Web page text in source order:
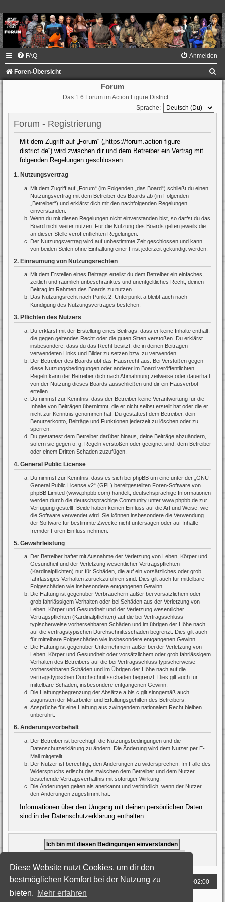
Diese Website nutzt Cookies, um dir den
bestmöglichen Komfort bei der Nutzung zu
bieten. Mehr erfahren
FAQ Anmelden
Foren-Übersicht
Forum
Das 1:6 Forum im Action Figure District
Sprache:
Forum - Registrierung
Mit dem Zugriff auf „Forum“ („https://forum.action-figure-
district.de“) wird zwischen dir und dem Betreiber ein Vertrag mit
folgenden Regelungen geschlossen:
1. Nutzungsvertrag
Mit dem Zugriff auf „Forum“ (im Folgenden „das Board“) schließt du einen
Nutzungsvertrag mit dem Betreiber des Boards ab (im Folgenden
„Betreiber“) und erklärst dich mit den nachfolgenden Regelungen
einverstanden.
Wenn du mit diesen Regelungen nicht einverstanden bist, so darfst du das
Board nicht weiter nutzen. Für die Nutzung des Boards gelten jeweils die
an dieser Stelle veröffentlichten Regelungen.
Der Nutzungsvertrag wird auf unbestimmte Zeit geschlossen und kann
von beiden Seiten ohne Einhaltung einer Frist jederzeit gekündigt werden.
2. Einräumung von Nutzungsrechten
Mit dem Erstellen eines Beitrags erteilst du dem Betreiber ein einfaches,
zeitlich und räumlich unbeschränktes und unentgeltliches Recht, deinen
Beitrag im Rahmen des Boards zu nutzen.
Das Nutzungsrecht nach Punkt 2, Unterpunkt a bleibt auch nach
Kündigung des Nutzungsvertrages bestehen.
3. Pflichten des Nutzers
Du erklärst mit der Erstellung eines Beitrags, dass er keine Inhalte enthält,
die gegen geltendes Recht oder die guten Sitten verstoßen. Du erklärst
insbesondere, dass du das Recht besitzt, die in deinen Beiträgen
verwendeten Links und Bilder zu setzen bzw. zu verwenden.
Der Betreiber des Boards übt das Hausrecht aus. Bei Verstößen gegen
diese Nutzungsbedingungen oder anderer im Board veröffentlichten
Regeln kann der Betreiber dich nach Abmahnung zeitweise oder dauerhaft
von der Nutzung dieses Boards ausschließen und dir ein Hausverbot
erteilen.
Du nimmst zur Kenntnis, dass der Betreiber keine Verantwortung für die
Inhalte von Beiträgen übernimmt, die er nicht selbst erstellt hat oder die er
nicht zur Kenntnis genommen hat. Du gestattest dem Betreiber, dein
Benutzerkonto, Beiträge und Funktionen jederzeit zu löschen oder zu
sperren.
Du gestattest dem Betreiber darüber hinaus, deine Beiträge abzuändern,
sofern sie gegen o. g. Regeln verstoßen oder geeignet sind, dem Betreiber
oder einem Dritten Schaden zuzufügen.
4. General Public License
Du nimmst zur Kenntnis, dass es sich bei phpBB um eine unter der „ GNU
General Public License v2“ (GPL) bereitgestellten Foren-Software von
phpBB Limited (www.phpbb.com) handelt; deutschsprachige Informationen
werden durch die deutschsprachige Community unter www.phpbb.de zur
Verfügung gestellt. Beide haben keinen Einfluss auf die Art und Weise, wie
die Software verwendet wird. Sie können insbesondere die Verwendung
der Software für bestimmte Zwecke nicht untersagen oder auf Inhalte
fremder Foren Einfluss nehmen.
5. Gewährleistung
Der Betreiber haftet mit Ausnahme der Verletzung von Leben, Körper und
Gesundheit und der Verletzung wesentlicher Vertragspflichten
(Kardinalpflichten) nur für Schäden, die auf ein vorsätzliches oder grob
fahrlässiges Verhalten zurückzuführen sind. Dies gilt auch für mittelbare
Folgeschäden wie insbesondere entgangenen Gewinn.
Die Haftung ist gegenüber Verbrauchern außer bei vorsätzlichem oder
grob fahrlässigem Verhalten oder bei Schäden aus der Verletzung von
Leben, Körper und Gesundheit und der Verletzung wesentlicher
Vertragspflichten (Kardinalpflichten) auf die bei Vertragsschluss
typischerweise vorhersehbaren Schäden und im übrigen der Höhe nach
auf die vertragstypischen Durchschnittsschäden begrenzt. Dies gilt auch
für mittelbare Folgeschäden wie insbesondere entgangenen Gewinn.
Die Haftung ist gegenüber Unternehmern außer bei der Verletzung von
Leben, Körper und Gesundheit oder vorsätzlichem oder grob fahrlässigem
Verhalten des Betreibers auf die bei Vertragsschluss typischerweise
vorhersehbaren Schäden und im Übrigen der Höhe nach auf die
vertragstypischen Durchschnittsschäden begrenzt. Dies gilt auch für
mittelbare Schäden, insbesondere entgangenen Gewinn.
Die Haftungsbegrenzung der Absätze a bis c gilt sinngemäß auch
zugunsten der Mitarbeiter und Erfüllungsgehilfen des Betreibers.
Ansprüche für eine Haftung aus zwingendem nationalem Recht bleiben
unberührt.
6. Änderungsvorbehalt
Der Betreiber ist berechtigt, die Nutzungsbedingungen und die
Datenschutzerklärung zu ändern. Die Änderung wird dem Nutzer per E-
Mail mitgeteilt.
Der Nutzer ist berechtigt, den Änderungen zu widersprechen. Im Falle des
Widerspruchs erlischt das zwischen dem Betreiber und dem Nutzer
bestehende Vertragsverhältnis mit sofortiger Wirkung.
Die Änderungen gelten als anerkannt und verbindlich, wenn der Nutzer
den Änderungen zugestimmt hat.
Informationen über den Umgang mit deinen persönlichen Daten
sind in der Datenschutzerklärung enthalten.
Foren-Übersicht Alle Zeiten sind UTC+02:00
Powered byphpBB® Forum Software © phpBB Limited